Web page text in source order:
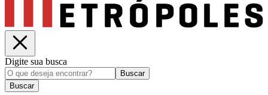
Digite sua busca
Buscar
Buscar